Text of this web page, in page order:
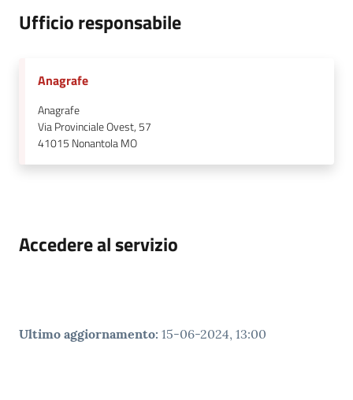
Ufficio responsabile
Anagrafe
Anagrafe
Via Provinciale Ovest, 57
41015 Nonantola MO
Accedere al servizio
Ultimo aggiornamento: 15-06-2024, 13:00